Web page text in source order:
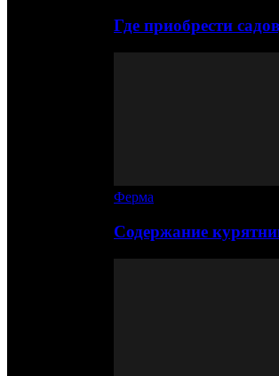
Где приобрести
Ферма
Содержание